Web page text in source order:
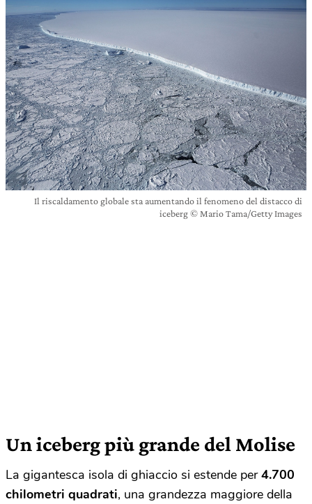
Il riscaldamento globale sta aumentando il fenomeno del distacco di
iceberg © Mario Tama/Getty Images
Un iceberg più grande del Molise
La gigantesca isola di ghiaccio si estende per4.700
chilometri quadrati, una grandezza maggiore della